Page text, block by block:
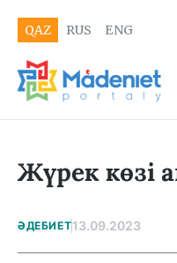
QAZ RUS ENG
Жүрек
ӘДЕБИЕТ13.09.2023